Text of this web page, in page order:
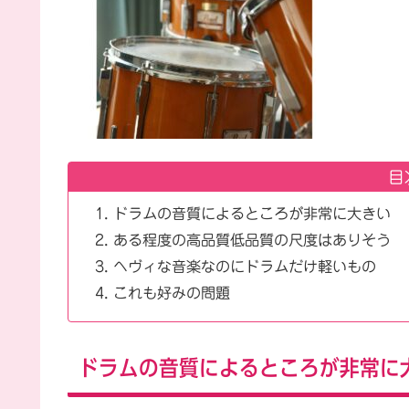
目
ドラムの音質によるところが非常に大きい
ある程度の高品質低品質の尺度はありそう
ヘヴィな音楽なのにドラムだけ軽いもの
これも好みの問題
ドラムの音質によるところが非常に